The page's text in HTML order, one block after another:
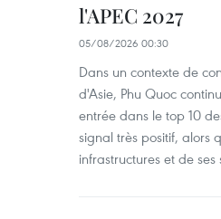
l'APEC 2027
05/08/2026 00:30
Dans un contexte de
d'Asie, Phu Quoc
entrée dans le top 10
signal très positif, alors
infrastructures et de ses